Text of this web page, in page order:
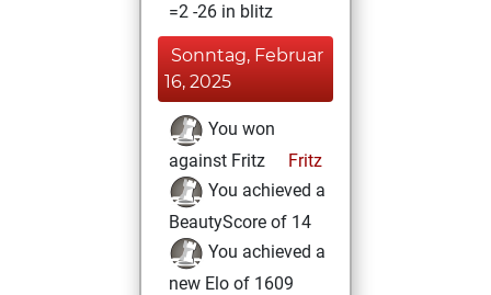
=2 -26 in blitz
Sonntag, Februar
16, 2025
You won
against Fritz
Fritz
You achieved a
BeautyScore of 14
You achieved a
new Elo of 1609